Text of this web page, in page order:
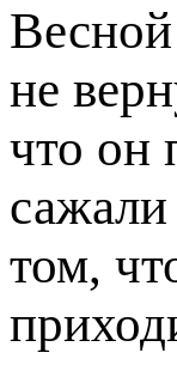
не
что он
том,